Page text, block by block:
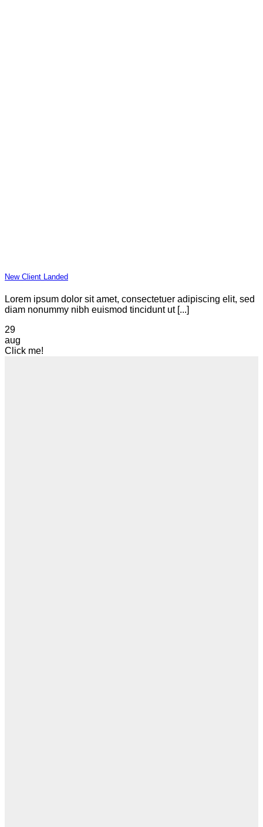
New Client Landed
Lorem ipsum dolor sit amet, consectetuer adipiscing elit, sed
diam nonummy nibh euismod tincidunt ut [...]
29
aug
Click me!